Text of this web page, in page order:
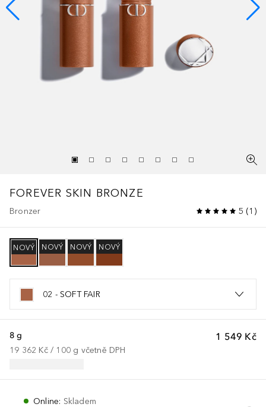
FOREVER SKIN BRONZE
Bronzer 5 (1 )
NOVÝ NOVÝ NOVÝ NOVÝ
02 - SOFT FAIR
1 549 Kč
8 g
19 362 Kč / 100 g včetně DPH
Online: Skladem